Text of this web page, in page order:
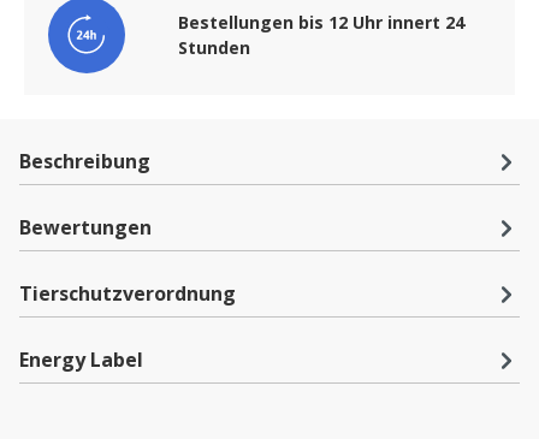
Bestellungen bis 12 Uhr innert 24
Stunden
Beschreibung
Bewertungen
Tierschutzverordnung
Energy Label